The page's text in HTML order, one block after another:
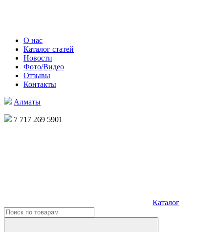
О нас
Каталог статей
Новости
Фото/Видео
Отзывы
Контакты
Алматы
7 717 269 5901
Каталог